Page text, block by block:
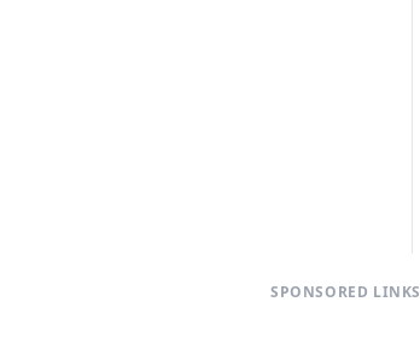
SPONSORED LINKS